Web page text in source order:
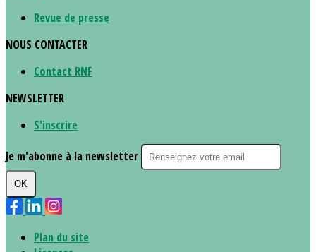
Revue de presse
NOUS CONTACTER
Contact RNF
NEWSLETTER
S'inscrire
Je m'abonne à la newsletter
OK
Plan du site